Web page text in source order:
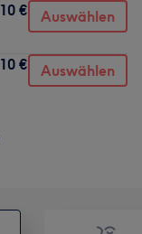
10 € Auswählen
10 € Auswählen